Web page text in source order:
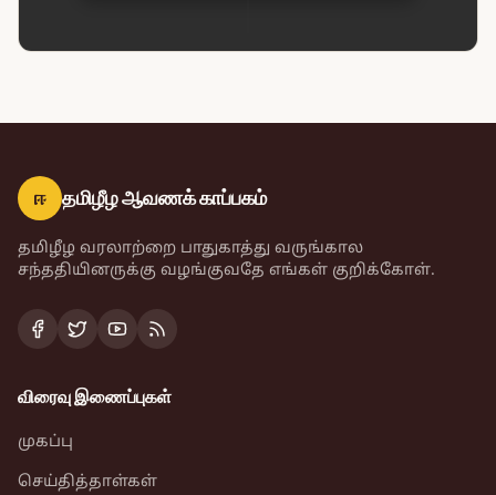
ஈ தமிழீழ ஆவணக் காப்பகம்
தமிழீழ வரலாற்றை பாதுகாத்து வருங்கால
சந்ததியினருக்கு வழங்குவதே எங்கள் குறிக்கோள்.
விரைவு இணைப்புகள்
முகப்பு
செய்தித்தாள்கள்